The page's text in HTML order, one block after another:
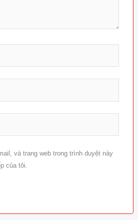
và trang web trong trình duyệt này
của tôi.